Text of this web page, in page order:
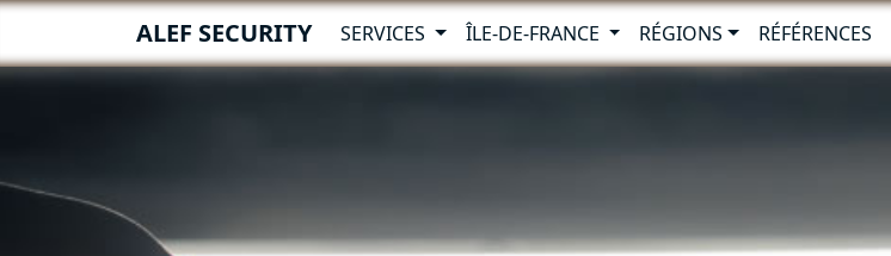
ALEF SECURITY SERVICES ÎLE-DE-FRANCE RÉGIONS RÉFÉRENCES